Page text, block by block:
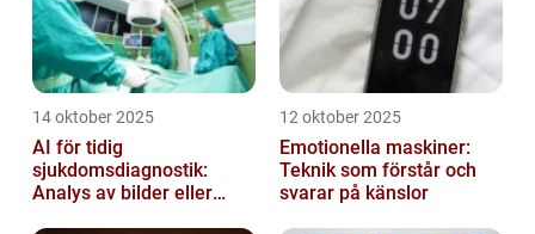
14 oktober 2025
AI för tidig
sjukdomsdiagnostik:
Analys av bilder eller
12 oktober 2025
Emotionella maskiner:
Teknik som förstår och
svarar på känslor